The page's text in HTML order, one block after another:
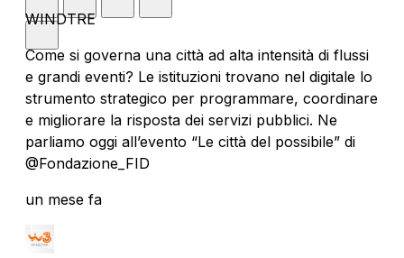
WINDTRE
Come si governa una città ad alta intensità di flussi
e grandi eventi? Le istituzioni trovano nel digitale lo
strumento strategico per programmare, coordinare
e migliorare la risposta dei servizi pubblici. Ne
parliamo oggi all’evento “Le città del possibile” di
@Fondazione_FID
un mese fa